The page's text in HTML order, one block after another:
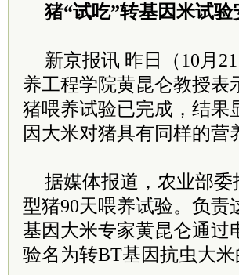
猪“试吃”转基因米试验
新京报讯 昨日（10月
养工程学院黄昆仑教授表
猪喂养试验已完成，结果
因大米对猪具有同样的营
据媒体报道，农业部
型猪90天喂养试验。负
基因大米专家黄昆仑通过
验名为转BT基因抗虫大